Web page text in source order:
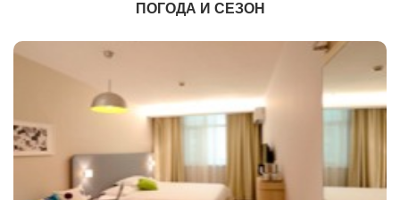
ПОГОДА И СЕЗОН